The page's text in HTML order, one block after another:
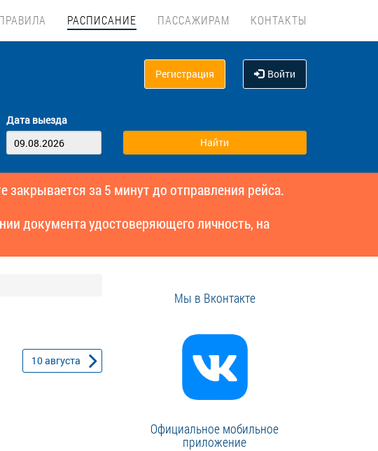
РАСПИСАНИЕ ПАССАЖИРАМ КОНТАКТЫ
Регистрация Войти
Дата выезда
за 5 минут до отправления рейса.
документа удостоверяющего личность, на
10августа
Мы в Вконтакте
Официальное мобильное
приложение